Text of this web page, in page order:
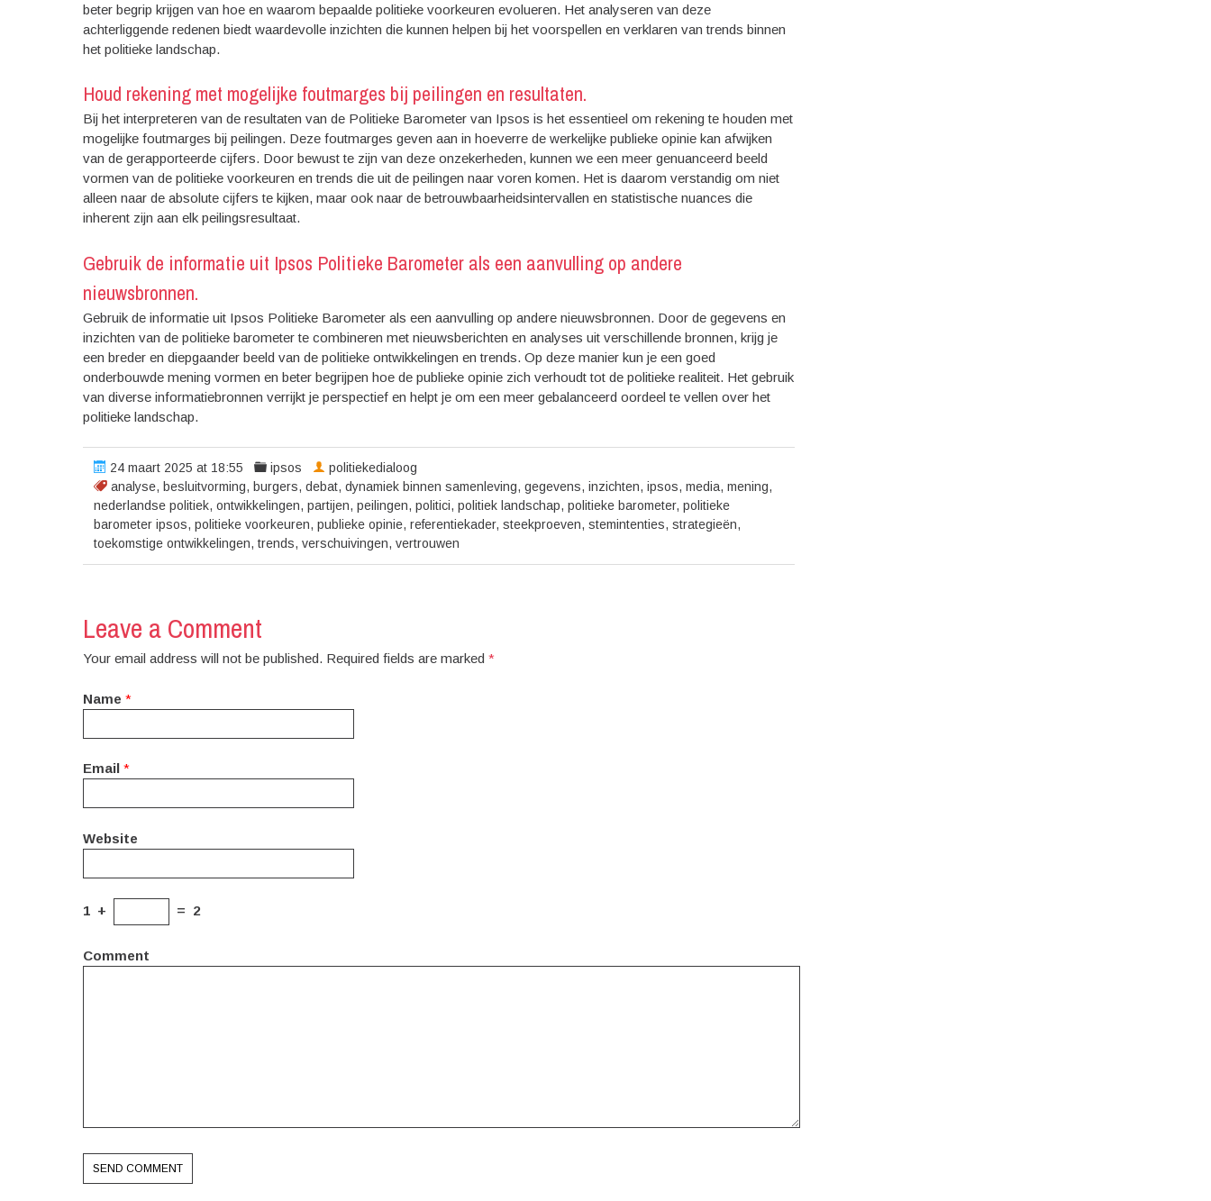
beter begrip krijgen van hoe en waarom bepaalde politieke voorkeuren evolueren. Het analyseren van deze
achterliggende redenen biedt waardevolle inzichten die kunnen helpen bij het voorspellen en verklaren van trends binnen
het politieke landschap.
Houd rekening met mogelijke foutmarges bij peilingen en resultaten.
Bij het interpreteren van de resultaten van de Politieke Barometer van Ipsos is het essentieel om rekening te houden met
mogelijke foutmarges bij peilingen. Deze foutmarges geven aan in hoeverre de werkelijke publieke opinie kan afwijken
van de gerapporteerde cijfers. Door bewust te zijn van deze onzekerheden, kunnen we een meer genuanceerd beeld
vormen van de politieke voorkeuren en trends die uit de peilingen naar voren komen. Het is daarom verstandig om niet
alleen naar de absolute cijfers te kijken, maar ook naar de betrouwbaarheidsintervallen en statistische nuances die
inherent zijn aan elk peilingsresultaat.
Gebruik de informatie uit Ipsos Politieke Barometer als een aanvulling op andere
nieuwsbronnen.
Gebruik de informatie uit Ipsos Politieke Barometer als een aanvulling op andere nieuwsbronnen. Door de gegevens en
inzichten van de politieke barometer te combineren met nieuwsberichten en analyses uit verschillende bronnen, krijg je
een breder en diepgaander beeld van de politieke ontwikkelingen en trends. Op deze manier kun je een goed
onderbouwde mening vormen en beter begrijpen hoe de publieke opinie zich verhoudt tot de politieke realiteit. Het gebruik
van diverse informatiebronnen verrijkt je perspectief en helpt je om een meer gebalanceerd oordeel te vellen over het
politieke landschap.
24 maart 2025 at 18:55
ipsos
analyse, besluitvorming, burgers, debat, dynamiek binnen samenleving, gegevens, inzichten, ipsos, media, mening,
nederlandse politiek, ontwikkelingen, partijen, peilingen, politici, politiek landschap, politieke barometer, politieke
barometer ipsos, politieke voorkeuren, publieke opinie, referentiekader, steekproeven, stemintenties, strategieën,
toekomstige ontwikkelingen, trends, verschuivingen, vertrouwen
politiekedialoog
Leave a Comment
Your email address will not be published. Required fields are marked *
Name *
Email *
Website
1 + = 2
Comment